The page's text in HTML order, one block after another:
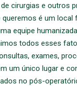
cirurgias e outros
é um local
equipe
todos esses
exames,
um único lugar e
no pós-